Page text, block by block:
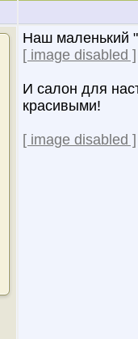
Наш маленький
[ image disabled ]
И салон для
красивыми!
[ image disabled ]